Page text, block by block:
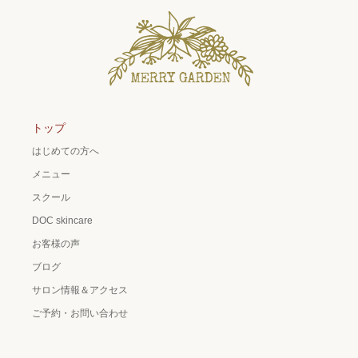
トップ
はじめての方へ
メニュー
スクール
DOC skincare
お客様の声
ブログ
サロン情報＆アクセス
ご予約・お問い合わせ